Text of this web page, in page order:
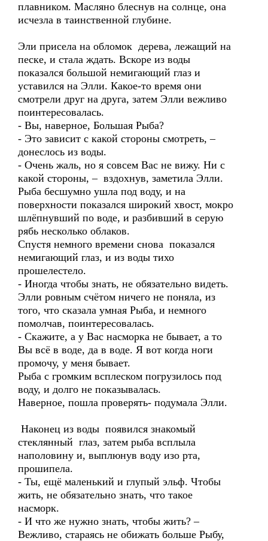
плавником. Масляно блеснув на солнце, она
исчезла в таинственной глубине.
Эли присела на обломок дерева, лежащий на
песке, и стала ждать. Вскоре из воды
показался большой немигающий глаз и
уставился на Элли. Какое-то время они
смотрели друг на друга, затем Элли вежливо
поинтересовалась.
- Вы, наверное, Большая Рыба?
- Это зависит с какой стороны смотреть, –
донеслось из воды.
- Очень жаль, но я совсем Вас не вижу. Ни с
какой стороны, – вздохнув, заметила Элли.
Рыба бесшумно ушла под воду, и на
поверхности показался широкий хвост, мокро
шлёпнувший по воде, и разбивший в серую
рябь несколько облаков.
Спустя немного времени снова показался
немигающий глаз, и из воды тихо
прошелестело.
- Иногда чтобы знать, не обязательно видеть.
Элли ровным счётом ничего не поняла, из
того, что сказала умная Рыба, и немного
помолчав, поинтересовалась.
- Скажите, а у Вас насморка не бывает, а то
Вы всё в воде, да в воде. Я вот когда ноги
промочу, у меня бывает.
Рыба с громким всплеском погрузилось под
воду, и долго не показывалась.
Наверное, пошла проверять- подумала Элли.
Наконец из воды появился знакомый
стеклянный глаз, затем рыба всплыла
наполовину и, выплюнув воду изо рта,
прошипела.
- Ты, ещё маленький и глупый эльф. Чтобы
жить, не обязательно знать, что такое
насморк.
- И что же нужно знать, чтобы жить? –
Вежливо, стараясь не обижать больше Рыбу,